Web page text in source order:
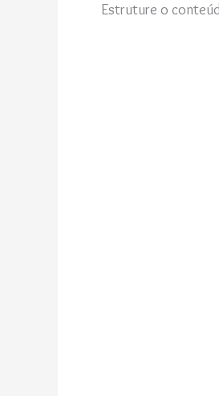
Estruture o